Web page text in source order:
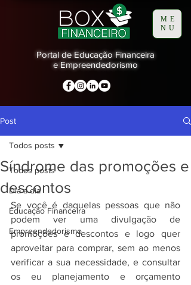
ME
NU
Portal de Educação Financeira
e Empreendedorismo
Post
Todos posts
Dia a dia
Educação Financeira
Empreendedorismo
Todos posts
Síndrome das promoções e
descontos
Se você é daquelas pessoas que não
podem ver uma divulgação de
promoções e descontos e logo quer
aproveitar para comprar, sem ao menos
verificar a sua necessidade, e consultar
os eu planejamento e orçamento